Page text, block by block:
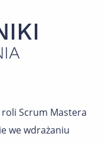
Scrum Mastera
we wdrażaniu